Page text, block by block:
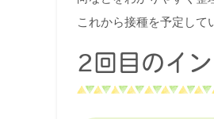
これから接種を予定して
2回目のイ